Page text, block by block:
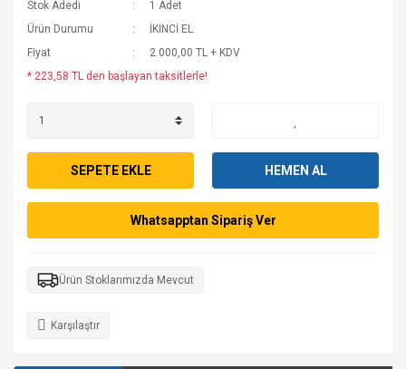
Stok Adedi
1 Adet
Ürün Durumu
İKİNCİ EL
Fiyat
2.000,00 TL + KDV
* 223,58 TL den başlayan taksitlerle!
SEPETE EKLE HEMEN AL
Whatsapptan Sipariş Ver
Ürün Stoklarımızda Mevcut
Karşılaştır